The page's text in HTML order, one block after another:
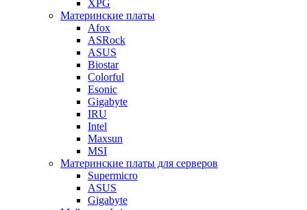
XPG
Материнские платы
Afox
ASRock
ASUS
Biostar
Colorful
Esonic
Gigabyte
IRU
Intel
Maxsun
MSI
Материнские платы для серверов
Supermicro
ASUS
Gigabyte